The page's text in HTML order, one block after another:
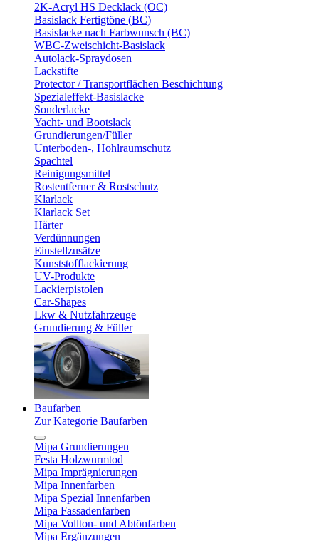
2K-Acryl HS Decklack (OC)
Basislack Fertigtöne (BC)
Basislacke nach Farbwunsch (BC)
WBC-Zweischicht-Basislack
Autolack-Spraydosen
Lackstifte
Protector / Transportflächen Beschichtung
Spezialeffekt-Basislacke
Sonderlacke
Yacht- und Bootslack
Grundierungen/Füller
Unterboden-, Hohlraumschutz
Spachtel
Reinigungsmittel
Rostentferner & Rostschutz
Klarlack
Klarlack Set
Härter
Verdünnungen
Einstellzusätze
Kunststofflackierung
UV-Produkte
Lackierpistolen
Car-Shapes
Lkw & Nutzfahrzeuge
Grundierung & Füller
Baufarben
Zur Kategorie Baufarben
Mipa Grundierungen
Festa Holzwurmtod
Mipa Imprägnierungen
Mipa Innenfarben
Mipa Spezial Innenfarben
Mipa Fassadenfarben
Mipa Vollton- und Abtönfarben
Mipa Ergänzungen